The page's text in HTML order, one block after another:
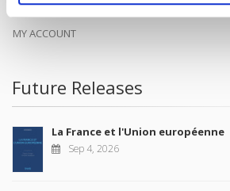
CONDITIONS OF SALE
MY ACCOUNT
Future Releases
La France et l'Union européenne
Sep 4, 2026